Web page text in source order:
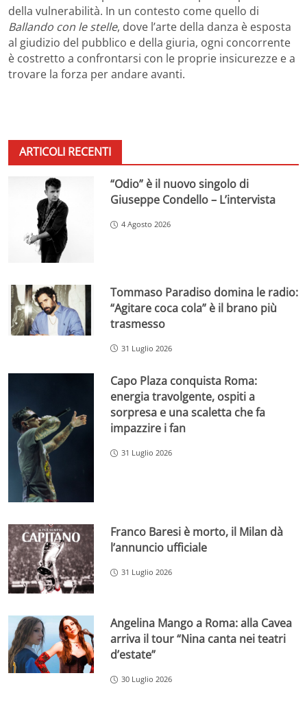
della vulnerabilità. In un contesto come quello di
Ballando con le stelle, dove l’arte della danza è esposta
al giudizio del pubblico e della giuria, ogni concorrente
è costretto a confrontarsi con le proprie insicurezze e a
trovare la forza per andare avanti.
ARTICOLI RECENTI
“Odio” è il nuovo singolo di
Giuseppe Condello – L’intervista
4 Agosto 2026
Tommaso Paradiso domina le radio:
“Agitare coca cola” è il brano più
trasmesso
31 Luglio 2026
Capo Plaza conquista Roma:
energia travolgente, ospiti a
sorpresa e una scaletta che fa
impazzire i fan
31 Luglio 2026
Franco Baresi è morto, il Milan dà
l’annuncio ufficiale
31 Luglio 2026
Angelina Mango a Roma: alla Cavea
arriva il tour “Nina canta nei teatri
d’estate”
30 Luglio 2026